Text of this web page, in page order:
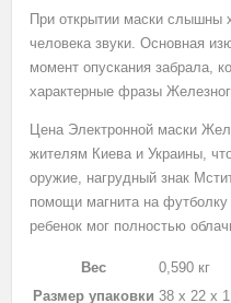
При открытии маски слышны
человека звуки. Основная
момент опускания забрала,
характерные фразы
Цена Электронной маски
жителям Киева и Украины,
оружие, нагрудный знак
помощи магнита на футболку
ребенок мог полностью
Вес
0,590 кг
Размер упаковки 38 х 22 х